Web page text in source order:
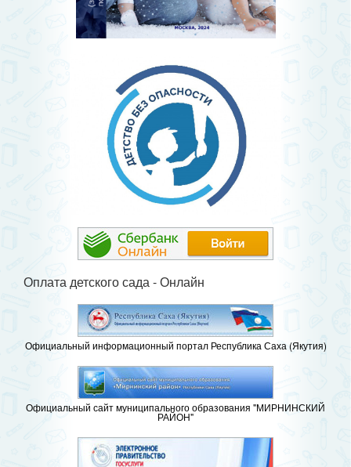
Оплата детского сада - Онлайн
Официальный информационный портал Республика Саха (Якутия)
Официальный сайт муниципального образования "МИРНИНСКИЙ
РАЙОН"